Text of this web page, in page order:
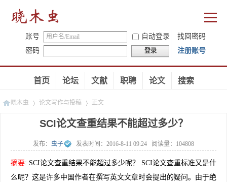
账号 自动登录
找回密码
密码
登录 注册账号
首页 论坛 文献 职聘 论文 搜索
晓木虫 论文写作与投稿
»
正文
SCI论文查重结果不能超过多少？
发布： 虫子 发表时间： 2016-8-11 09:24 阅读量： 104808
摘要: SCI论文查重结果不能超过多少呢？ SCI论文查重标准又是什
么呢？这是许多中国作者在撰写英文文章时会提出的疑问。由于绝